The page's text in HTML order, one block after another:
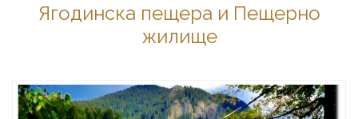
Ягодинска пещера и Пещерно
жилище